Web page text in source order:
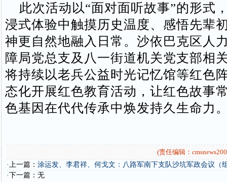
此次活动以“面对面听故事”的形式
浸式体验中触摸历史温度、感悟先辈
神更自然地融入日常。沙依巴克区人
障局党总支及八一街道机关党支部相
将持续以老兵公益时光记忆馆等红色
态化开展红色教育活动，让红色故事
色基因在代代传承中焕发持久生命力
(责任编辑：
·上一篇： 涂运发、李君祥、何戈文：八路军南下支队沙坑军政会议（
·下一篇：无